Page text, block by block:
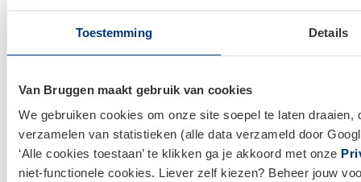
Toestemming Details
Van Bruggen maakt gebruik van cookies
We gebruiken cookies om onze site soepel te laten
verzamelen van statistieken (alle data verzameld door
‘Alle cookies toestaan’ te klikken ga je akkoord met onze
niet-functionele cookies. Liever zelf kiezen? Beheer jouw
Actuele hypotheekrentes
Financieel Advies
Verzekeringsadvies
Makelaardij
Huis kopen
Huis verkopen